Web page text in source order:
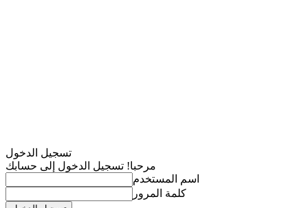
تسجيل الدخول
مرحبا! تسجيل الدخول إلى حسابك
اسم المستخدم
كلمة المرور